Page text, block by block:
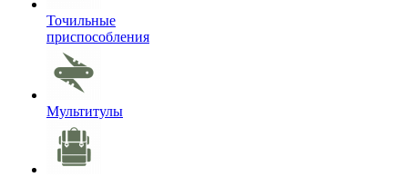
Точильные
приспособления
Мультитулы